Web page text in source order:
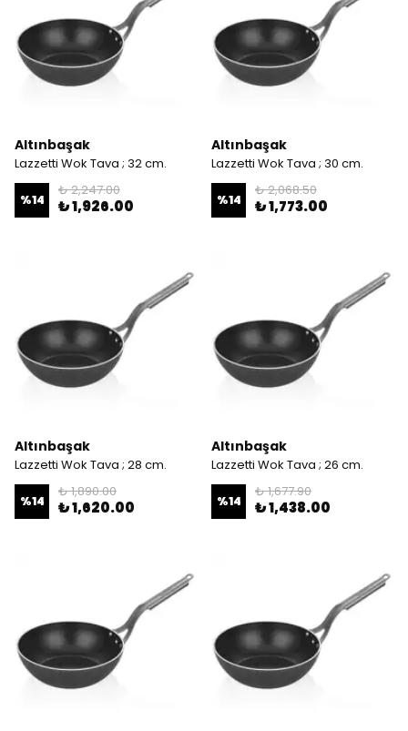
Altınbaşak
Lazzetti Wok Tava ; 32 cm.
%14
₺ 2,247.00
₺ 1,926.00
Altınbaşak
Lazzetti Wok Tava ; 30 cm.
%14
₺ 2,068.50
₺ 1,773.00
Altınbaşak
Lazzetti Wok Tava ; 28 cm.
%14
₺ 1,890.00
₺ 1,620.00
Altınbaşak
Lazzetti Wok Tava ; 26 cm.
%14
₺ 1,677.90
₺ 1,438.00